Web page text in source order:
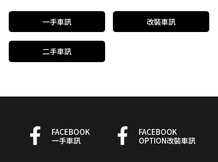
一手車訊 改裝車訊
二手車訊
FACEBOOK
一手車訊
FACEBOOK
OPTION改裝車訊